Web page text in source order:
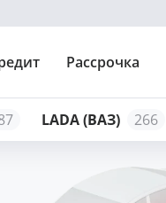
Рассрочка
LADA (ВАЗ) 266